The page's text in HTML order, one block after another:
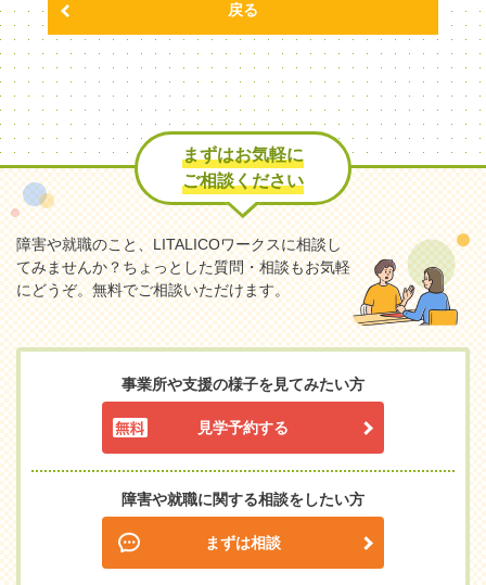
戻る
まずはお気軽に
ご相談ください
障害や就職のこと、LITALICOワークスに相談し
てみませんか？ちょっとした質問・相談もお気軽
にどうぞ。無料でご相談いただけます。
事業所や支援の様子を見てみたい方
見学予約する
障害や就職に関する相談をしたい方
まずは相談